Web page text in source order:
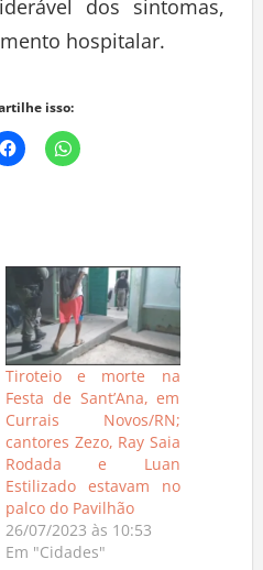
dos sintomas,
hospitalar.
isso:
Tiroteio e morte na
Festa de Sant’Ana, em
Currais Novos/RN;
cantores Zezo, Ray Saia
Rodada e Luan
Estilizado estavam no
palco do Pavilhão
26/07/2023 às 10:53
Em "Cidades"